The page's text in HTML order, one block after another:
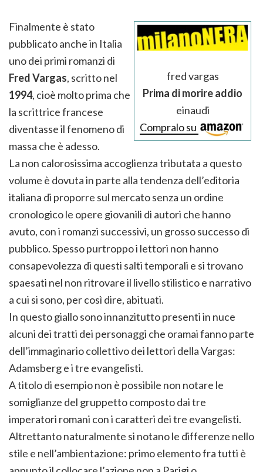
fred vargas
Prima di morire addio
einaudi
Compralo su
Finalmente è stato
pubblicato anche in Italia
uno dei primi romanzi di
Fred Vargas, scritto nel
1994, cioè molto prima che
la scrittrice francese
diventasse il fenomeno di
massa che è adesso.
La non calorosissima accoglienza tributata a questo
volume è dovuta in parte alla tendenza dell’editoria
italiana di proporre sul mercato senza un ordine
cronologico le opere giovanili di autori che hanno
avuto, con i romanzi successivi, un grosso successo di
pubblico. Spesso purtroppo i lettori non hanno
consapevolezza di questi salti temporali e si trovano
spaesati nel non ritrovare il livello stilistico e narrativo
a cui si sono, per così dire, abituati.
In questo giallo sono innanzitutto presenti in nuce
alcuni dei tratti dei personaggi che oramai fanno parte
dell’immaginario collettivo dei lettori della Vargas:
Adamsberg e i tre evangelisti.
A titolo di esempio non è possibile non notare le
somiglianze del gruppetto composto dai tre
imperatori romani con i caratteri dei tre evangelisti.
Altrettanto naturalmente si notano le differenze nello
stile e nell’ambientazione: primo elemento fra tutti è